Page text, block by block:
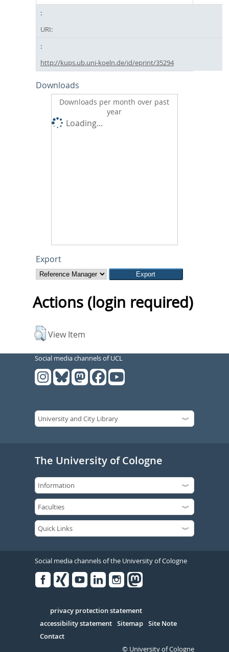
URI:
http://kups.ub.uni-koeln.de/id/eprint/35294
Downloads
Downloads per month over past
year
Loading...
Export
Actions (login required)
View Item
Social media channels of UCL
The University of Cologne
Social media channels of the University of Cologne
Serivce
privacy protection statement
accessibility statement Sitemap Site Note
Contact
© University of Cologne